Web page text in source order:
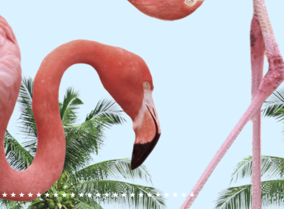
(假期附加費$15)​ 送貨費用到付
送貨風險：
LALAMOVE客貨車 點對點送達 (需車上自取)
本店已經為蛋糕做了充份的防護
大部份的蛋糕可以安全送達
但仍有少數幾個可能會損壞
如有損壞不會賠償
(蛋糕出貨前會拍照給客人驗收)
(******不得有任何更收款式或其他要求)